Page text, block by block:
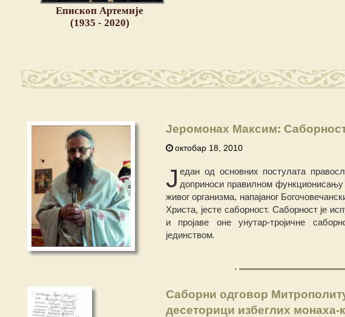
Епископ Артемије
(1935 - 2020)
Јеромонах Максим:
октобар 18, 2010
Ј едан од основних постулата
доприноси правилном функционисању
живог организма, напајаног
Христа, јесте саборност. Саборност је
и пројаве оне унутар-тројичне
јединством.
Саборни одговор
десеторици избеглих монаха-